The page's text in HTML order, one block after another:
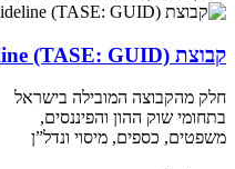
קבוצת Guideline (TASE: GUID)
חלק מהקבוצה המובילה בישראל
בתחומי שוק ההון והפיננסים,
משפטים, כספים, מיסוי ונדל”ן